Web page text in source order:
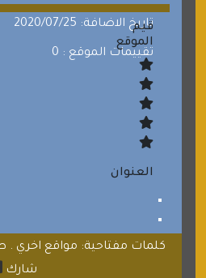
تاريخ الاضافة: 2020/07/25
تقييمات الموقع : 0
قيم
الموقع
العنوان
كلمات مفتاحية: مواقع اخري
شارك